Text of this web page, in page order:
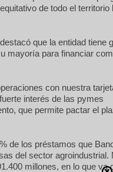
de todo el territorio
que la entidad tiene
mayoría para financiar
con nuestra
interés de las pymes
que permite pactar el
de los préstamos que
del sector agroindustrial.
millones, en lo que va